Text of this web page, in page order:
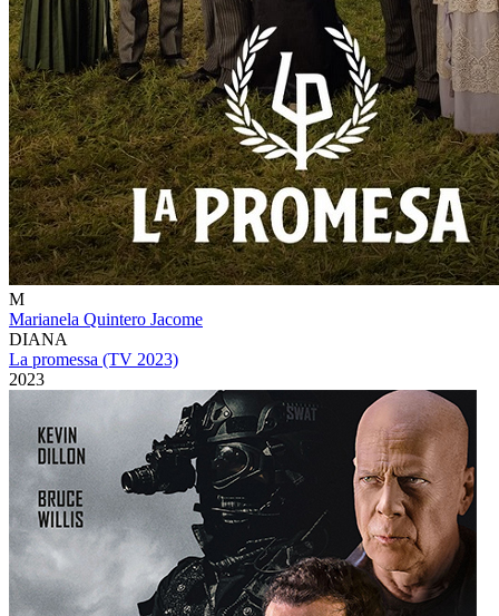
M
Marianela Quintero Jacome
DIANA
La promessa (TV 2023)
2023